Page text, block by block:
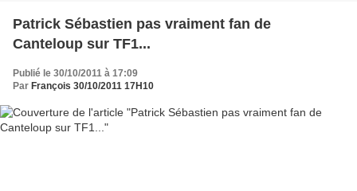
Patrick Sébastien pas vraiment fan de
Canteloup sur TF1...
Publié le 30/10/2011 à 17:09
Par François 30/10/2011 17H10